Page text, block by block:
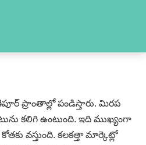
ప్రాంతాల్లో పండిస్తారు. మిరప
కలిగి ఉంటుంది. ఇది ముఖ్యంగా
వస్తుంది. కలకత్తా మార్కెట్లో